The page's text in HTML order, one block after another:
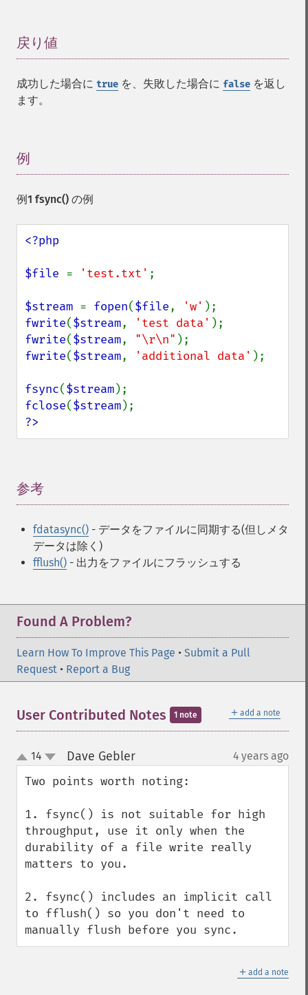
戻り値
成功した場合に true を、失敗した場合に false を返し
ます。
例
例1 fsync() の例
<?php
$file = 'test.txt' ;
$stream = fopen($file, 'w'
fwrite($stream, 'test data'
fwrite($stream, "\r\n"
fwrite($stream, 'additional data' );
fsync($stream
fclose($stream
?>
参考
fdatasync() - データをファイルに同期する(但しメタ
データは除く)
fflush() - 出力をファイルにフラッシュする
Found A Problem?
Learn How To Improve This Page • Submit a Pull
Request • Report a Bug
＋ add a note
User Contributed Notes 1 note
up
down
14 Dave Gebler¶ 4 years ago
Two points worth noting:
1. fsync() is not suitable for high
throughput, use it only when the
durability of a file write really
matters to you.
2. fsync() includes an implicit call
to fflush() so you don't need to
manually flush before you sync.
＋ add a note